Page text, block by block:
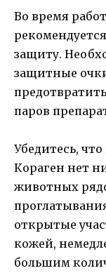
Во время
защиту.
защитные
паров
Убедитесь,
Кораген нет
животных
открытые
кожей,
большим